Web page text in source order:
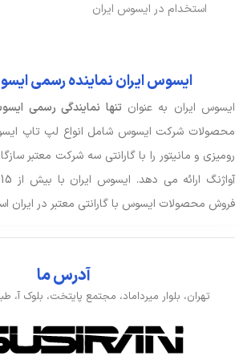
استخدام در ایسوس ایران
ایسوس ایران نماینده رسمی
ایسوس ایران به عنوان تنها نمایندگی رسمی
محصولات شرکت ایسوس شامل انواع لپ تاپ
رومیزی و مانیتور را با گارانتی سه شرکت معتبر
فروش محصولات ایسوس با گارانتی معتبر در ایران
آدرس ما
تهران، بلوار میرداماد، مجتمع پایتخت، بلوک آ،